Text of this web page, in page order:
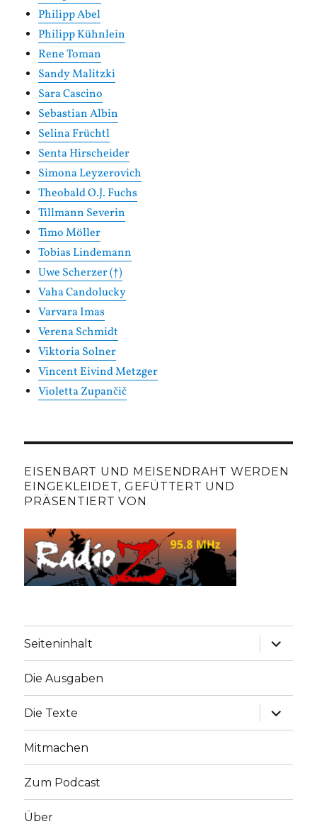
Philipp Abel
Philipp Kühnlein
Rene Toman
Sandy Malitzki
Sara Cascino
Sebastian Albin
Selina Früchtl
Senta Hirscheider
Simona Leyzerovich
Theobald O.J. Fuchs
Tillmann Severin
Timo Möller
Tobias Lindemann
Uwe Scherzer (†)
Vaha Candolucky
Varvara Imas
Verena Schmidt
Viktoria Solner
Vincent Eivind Metzger
Violetta Zupančič
EISENBART UND MEISENDRAHT WERDEN
EINGEKLEIDET, GEFÜTTERT UND
PRÄSENTIERT VON
Seiteninhalt
Die Ausgaben
Die Texte
Mitmachen
Zum Podcast
Über